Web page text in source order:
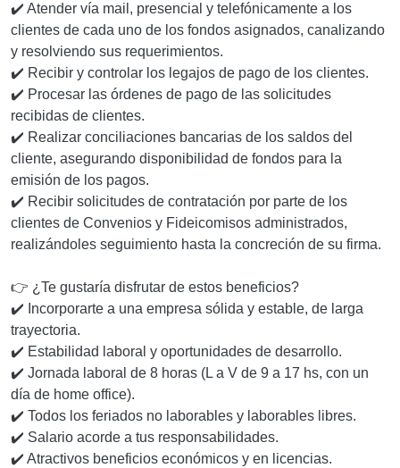
✔️ Atender vía mail, presencial y telefónicamente a los
clientes de cada uno de los fondos asignados, canalizando
y resolviendo sus requerimientos.
✔️ Recibir y controlar los legajos de pago de los clientes.
✔️ Procesar las órdenes de pago de las solicitudes
recibidas de clientes.
✔️ Realizar conciliaciones bancarias de los saldos del
cliente, asegurando disponibilidad de fondos para la
emisión de los pagos.
✔️ Recibir solicitudes de contratación por parte de los
clientes de Convenios y Fideicomisos administrados,
realizándoles seguimiento hasta la concreción de su firma.
👉 ¿Te gustaría disfrutar de estos beneficios?
✔️ Incorporarte a una empresa sólida y estable, de larga
trayectoria.
✔️ Estabilidad laboral y oportunidades de desarrollo.
✔️ Jornada laboral de 8 horas (L a V de 9 a 17 hs, con un
día de home office).
✔️ Todos los feriados no laborables y laborables libres.
✔️ Salario acorde a tus responsabilidades.
✔️ Atractivos beneficios económicos y en licencias.